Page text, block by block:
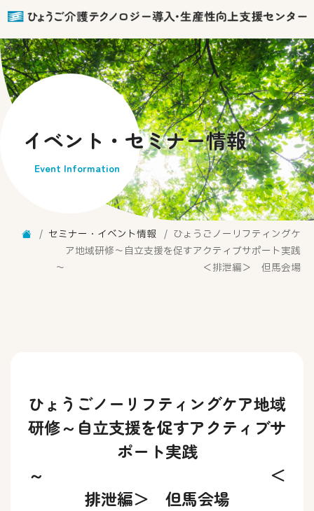
イベント・セミナー情報
Event Information
セミナー・イベント情報
ひょうごノーリフティングケ
ア地域研修～自立支援を促すアクティブサポート実践
～ ＜排泄編＞ 但馬会場
ひょうごノーリフティングケア地域
研修～自立支援を促すアクティブサ
ポート実践
～ ＜
排泄編＞ 但馬会場